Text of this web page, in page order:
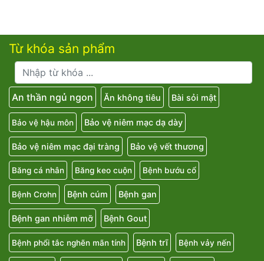
Từ khóa sản phẩm
An thần ngủ ngon Ăn không tiêu Bài sỏi mật
Bảo vệ hậu môn Bảo vệ niêm mạc dạ dày
Bảo vệ niêm mạc đại tràng Bảo vệ vết thương
Băng cá nhân Băng keo cuộn Bệnh bướu cổ
Bệnh Crohn Bệnh cúm Bệnh gan
Bệnh gan nhiễm mỡ Bệnh Gout
Bệnh phổi tắc nghẽn mãn tính Bệnh trĩ Bệnh vảy nến